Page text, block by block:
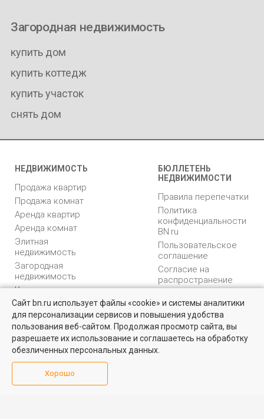
Недвижимость для бизнеса
Большой выбор актуальных объектов по выгодным ценам в
Санкт-Петербурге и области
Посмотреть объявления
Загородная недвижимость
купить дом
купить коттедж
купить участок
снять дом
НЕДВИЖИМОСТЬ
Продажа квартир
Продажа комнат
Аренда квартир
Аренда комнат
Элитная
недвижимость
Загородная
недвижимость
Коммерческая
недвижимость
БЮЛЛЕТЕНЬ
НЕДВИЖИМОСТИ
Правила перепечатки
Политика
конфиденциальности
BN.ru
Пользовательское
соглашение
Согласие на
распространение
персональных данных
Карта сайта
Медийная реклама
PR продвижение
Аналитика
недвижимости
Сайт bn.ru использует файлы «cookie» и системы аналитики
для персонализации сервисов и повышения удобства
пользования веб-сайтом. Продолжая просмотр сайта, вы
разрешаете их использование и соглашаетесь на обработку
обезличенных персональных данных.
Хорошо